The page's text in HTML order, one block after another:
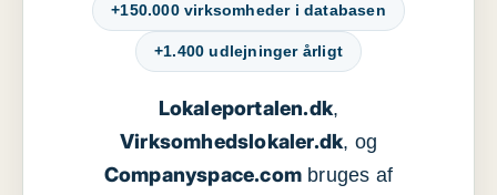
+150.000 virksomheder i databasen
+1.400 udlejninger årligt
Lokaleportalen.dk,
Virksomhedslokaler.dk, og
Companyspace.com bruges af